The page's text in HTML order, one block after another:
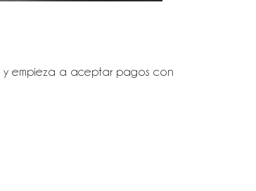
y empieza a aceptar pagos con